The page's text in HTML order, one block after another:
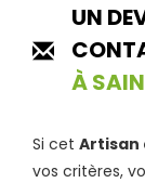
UN
À
Si cet Artisan
vos critères,